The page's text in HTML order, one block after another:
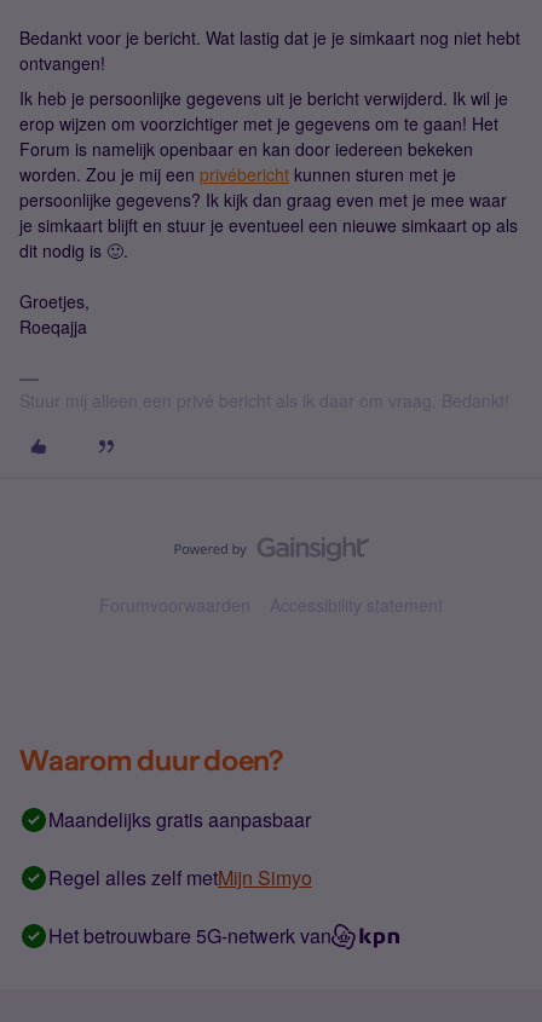
Bedankt voor je bericht. Wat lastig dat je je simkaart nog niet hebt
ontvangen!
Ik heb je persoonlijke gegevens uit je bericht verwijderd. Ik wil je
erop wijzen om voorzichtiger met je gegevens om te gaan! Het
Forum is namelijk openbaar en kan door iedereen bekeken
worden. Zou je mij een privébericht kunnen sturen met je
persoonlijke gegevens? Ik kijk dan graag even met je mee waar
je simkaart blijft en stuur je eventueel een nieuwe simkaart op als
dit nodig is 🙂.
Groetjes,
Roeqajja
Stuur mij alleen een privé bericht als ik daar om vraag. Bedankt!
Forumvoorwaarden Accessibility statement
Waarom duur doen?
Maandelijks gratis aanpasbaar
Regel alles zelf metMijn Simyo
Het betrouwbare 5G-netwerk van